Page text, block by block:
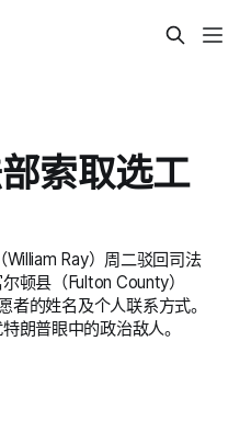
索取选工
Ray）周二驳回司法
顿县（Fulton County）
的姓名及个人联系方式。
朗普眼中的政治敌人。